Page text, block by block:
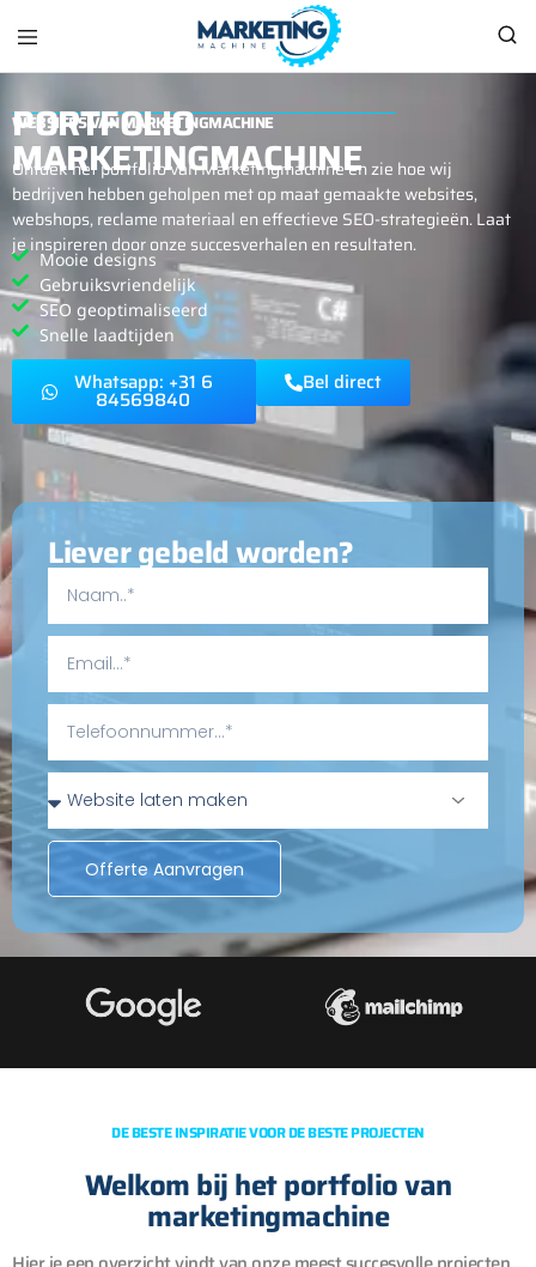
Marketingmachine
Marketingmachine,
One
Stop
Shop
voor
al
uw
marketing
benodigheden
WEBSITES VAN MARKETINGMACHINE
PORTFOLIO
MARKETINGMACHINE
Ontdek het portfolio van Marketingmachine en zie hoe wij
bedrijven hebben geholpen met op maat gemaakte websites,
webshops, reclame materiaal en effectieve SEO-strategieën. Laat
je inspireren door onze succesverhalen en resultaten.
Mooie designs
Gebruiksvriendelijk
SEO geoptimaliseerd
Snelle laadtijden
Whatsapp: +31 6
84569840
Bel direct
Liever gebeld worden?
Offerte Aanvragen
DE BESTE INSPIRATIE VOOR DE BESTE PROJECTEN
Welkom bij het portfolio van
marketingmachine